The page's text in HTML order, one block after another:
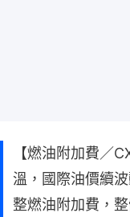
【燃油附加費／
溫，國際油價續
整燃油附加費，